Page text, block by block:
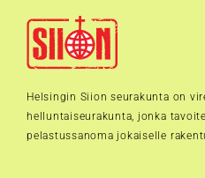
Helsingin Siion seurakunta on
helluntaiseurakunta, jonka
pelastussanoma jokaiselle